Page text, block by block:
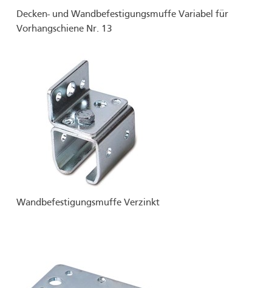
Decken- und Wandbefestigungsmuffe Variabel für
Vorhangschiene Nr. 13
Wandbefestigungsmuffe Verzinkt